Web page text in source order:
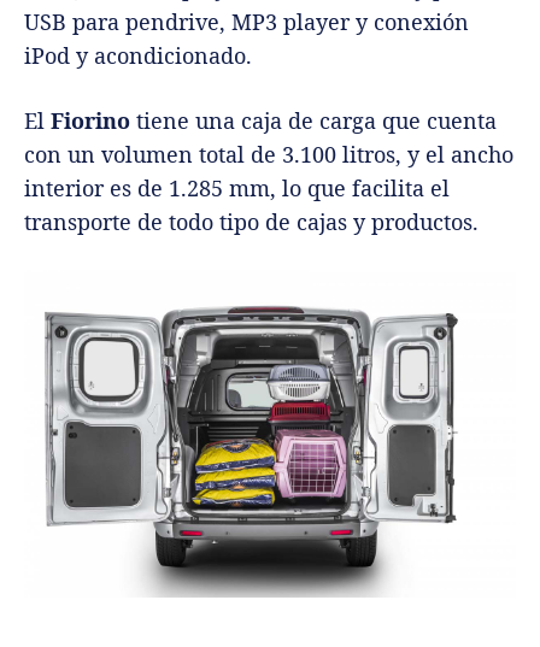
USB para pendrive, MP3 player y conexión
iPod y acondicionado.
El Fiorino tiene una caja de carga que cuenta
con un volumen total de 3.100 litros, y el ancho
interior es de 1.285 mm, lo que facilita el
transporte de todo tipo de cajas y productos.